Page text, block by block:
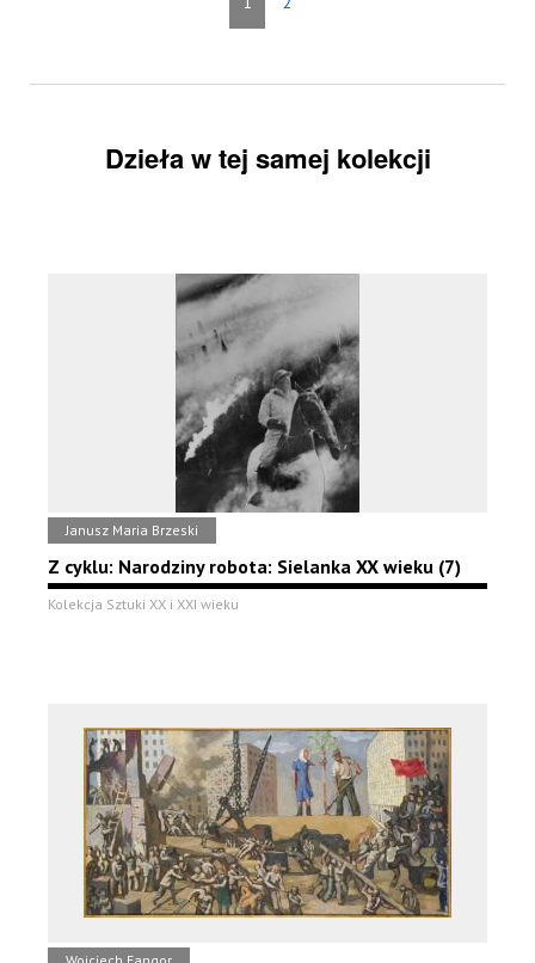
Dzieła w tej samej kolekcji
Janusz Maria Brzeski
Z cyklu: Narodziny robota: Sielanka XX wieku (7)
Kolekcja Sztuki XX i XXI wieku